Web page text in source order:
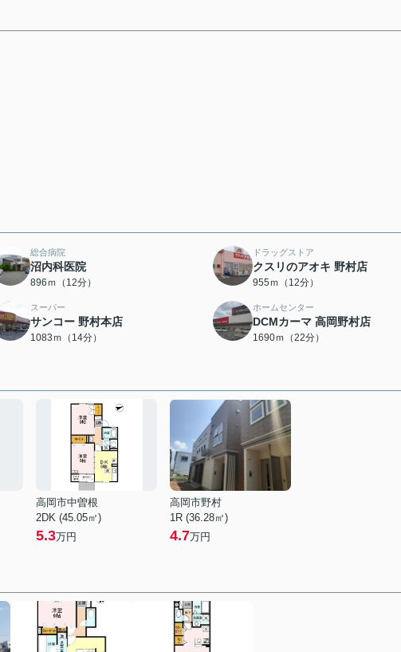
総合病院
沼内科医院
896ｍ（12分）
ドラッグストア
クスリのアオキ 野村店
955ｍ（12分）
スーパー
サンコー 野村本店
1083ｍ（14分）
ホームセンター
DCMカーマ 高岡野村店
1690ｍ（22分）
高岡市中曽根
2DK (45.05㎡)
5.3万円
高岡市野村
1R (36.28㎡)
4.7万円